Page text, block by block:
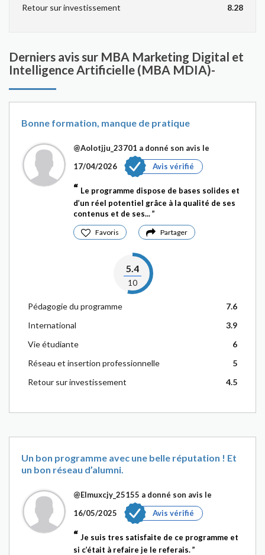
Retour sur investissement 8.28
Derniers avis sur MBA Marketing Digital et
Intelligence Artificielle (MBA MDIA)-
Bonne formation, manque de pratique
@Aolotjju_23701 a donné son avis le
17/04/2026
Avis vérifié
Le programme dispose de bases solides et
d’un réel potentiel grâce à la qualité de ses
contenus et de ses...
Favoris Partager
5.4
10
Pédagogie du programme
7.6
International
3.9
Vie étudiante
6
Réseau et insertion professionnelle
5
Retour sur investissement
4.5
Un bon programme avec une belle réputation ! Et
un bon réseau d’alumni.
@Elmuxcjy_25155 a donné son avis le
16/05/2025
Avis vérifié
Je suis tres satisfaite de ce programme et
si c’était à refaire je le referais.